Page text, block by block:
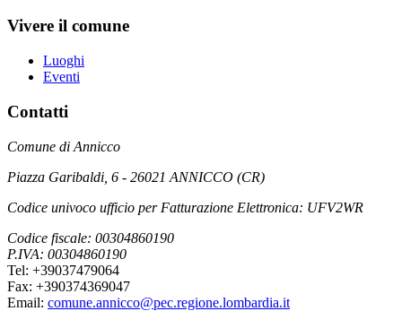
Vivere il comune
Luoghi
Eventi
Contatti
Comune di Annicco
Piazza Garibaldi, 6 - 26021 ANNICCO (CR)
Codice univoco ufficio per Fatturazione Elettronica: UFV2WR
Codice fiscale: 00304860190
P.IVA: 00304860190
Tel: +39037479064
Fax: +390374369047
Email: comune.annicco@pec.regione.lombardia.it